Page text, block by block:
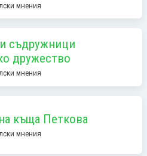
мнения
съдружници
дружество
мнения
къща Петкова
мнения